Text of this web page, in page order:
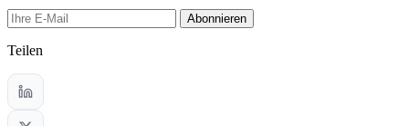
Abonnieren
Teilen